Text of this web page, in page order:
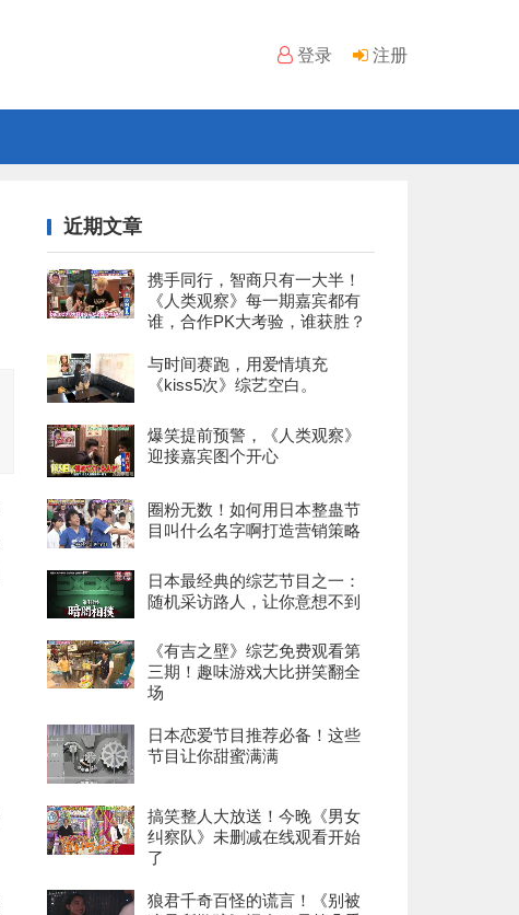
登录 注册
近期文章
携手同行，智商只有一大半！
《人类观察》每一期嘉宾都有
谁，合作PK大考验，谁获胜？
与时间赛跑，用爱情填充
《kiss5次》综艺空白。
爆笑提前预警，《人类观察》
迎接嘉宾图个开心
圈粉无数！如何用日本整蛊节
目叫什么名字啊打造营销策略
日本最经典的综艺节目之一：
随机采访路人，让你意想不到
《有吉之壁》综艺免费观看第
三期！趣味游戏大比拼笑翻全
场
日本恋爱节目推荐必备！这些
节目让你甜蜜满满
搞笑整人大放送！今晚《男女
纠察队》未删减在线观看开始
了
狼君千奇百怪的谎言！《别被